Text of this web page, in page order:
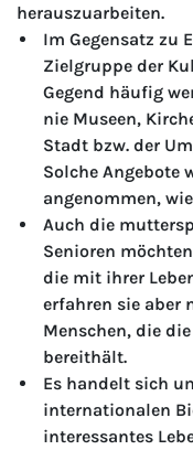
herauszuarbeiten.
Im Gegensatz zu
Zielgruppe der
Gegend häufig
nie Museen,
Stadt bzw. der
Solche Angebote
angenommen,
Auch die
Senioren
die mit ihrer
erfahren sie aber
Menschen, die
bereithält.
Es handelt sich
internationalen
interessantes